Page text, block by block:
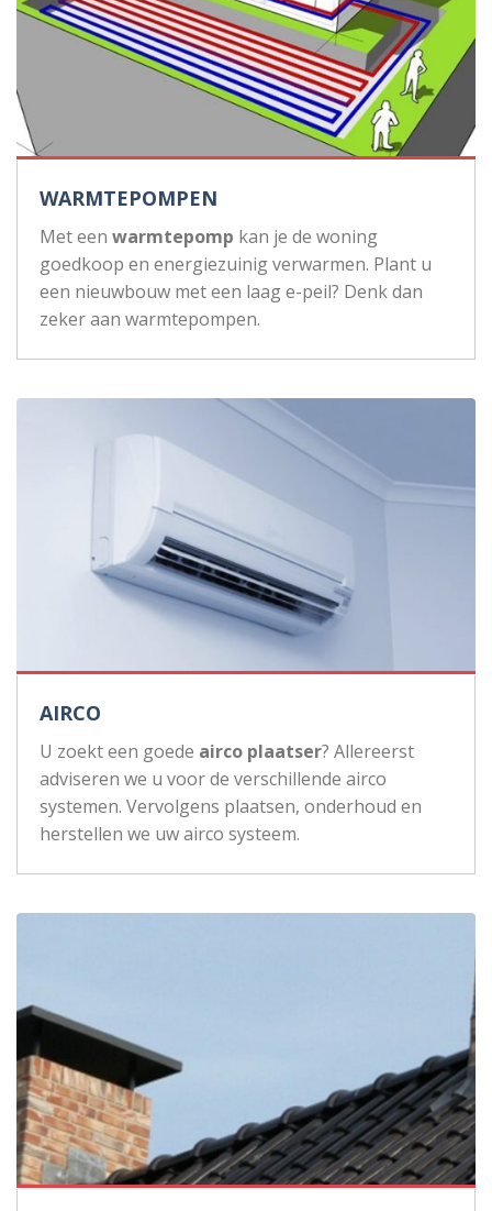
WARMTEPOMPEN
Met een warmtepomp kan je de woning
goedkoop en energiezuinig verwarmen. Plant u
een nieuwbouw met een laag e-peil? Denk dan
zeker aan warmtepompen.
AIRCO
U zoekt een goede airco plaatser? Allereerst
adviseren we u voor de verschillende airco
systemen. Vervolgens plaatsen, onderhoud en
herstellen we uw airco systeem.